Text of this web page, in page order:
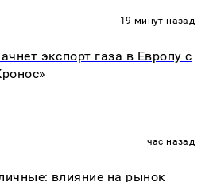
19 минут назад
экспорт газа в Европу с
час назад
влияние на рынок